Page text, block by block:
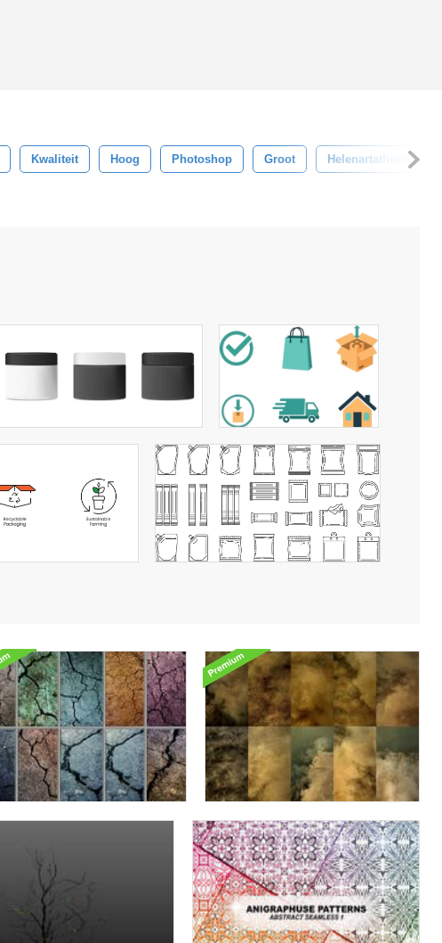
Kwaliteit Hoog Photoshop Groot Helenartathome